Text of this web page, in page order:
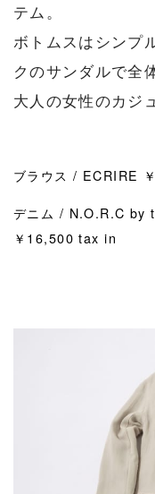
テム。
ボトムスはシンプ
クのサンダルで全
大人の女性のカジ
ブラウス / ECRIRE
デニム / N.O.R.C by
￥16,500 tax in